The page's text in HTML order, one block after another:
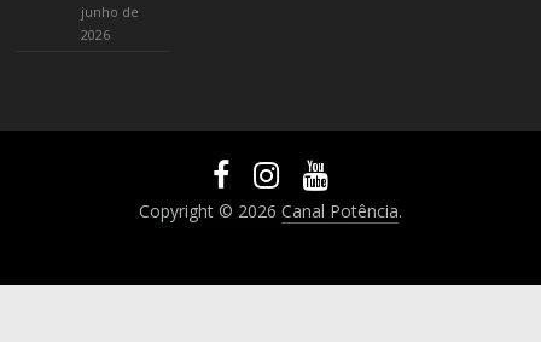
junho de
2026
Copyright © 2026 Canal Potência.